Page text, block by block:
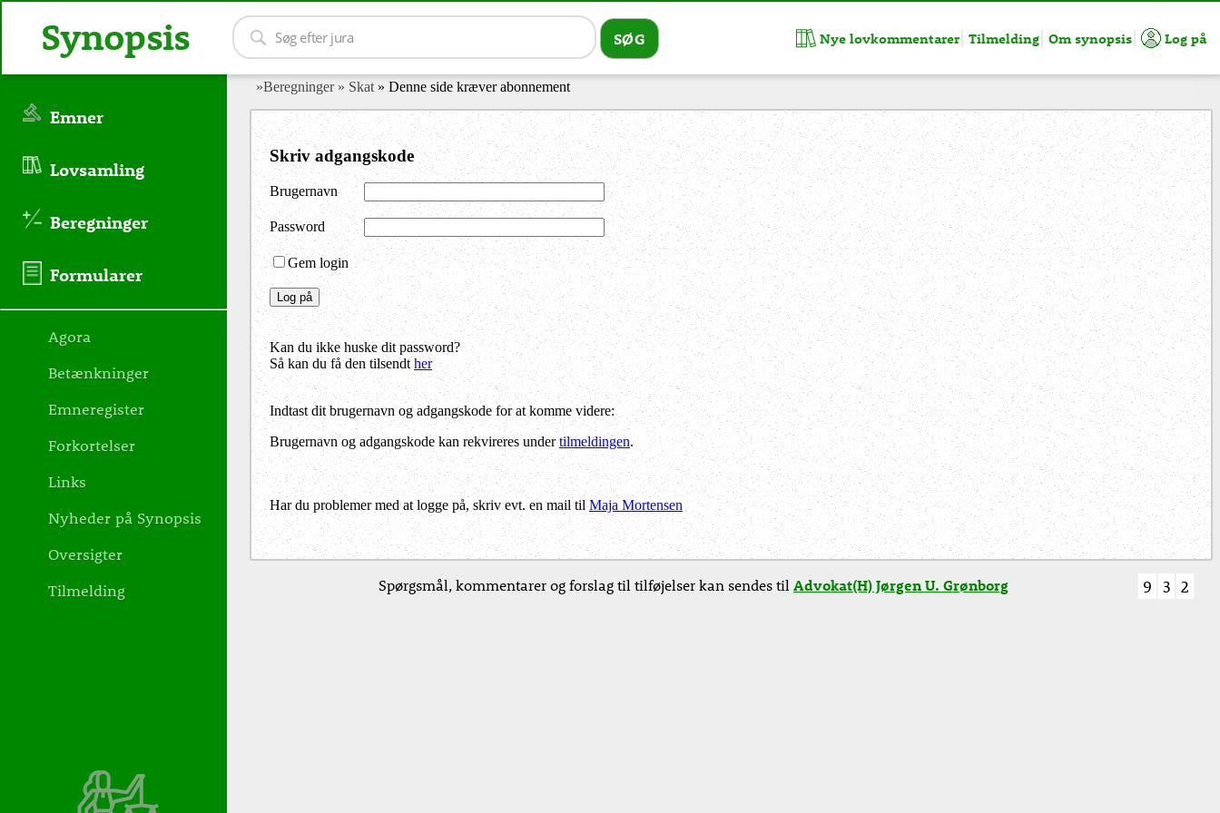
»Beregninger » Skat » Denne side kræver abonnement
Skriv adgangskode
Brugernavn
Password
Gem login
Kan du ikke huske dit password?
Så kan du få den tilsendther
Indtast dit brugernavn og adgangskode for at komme videre:
Brugernavn og adgangskode kan rekvireres undertilmeldingen.
Har du problemer med at logge på, skriv evt. en mail tilMaja Mortensen
Emner
Lovsamling
Beregninger
Formularer
Agora
Betænkninger
Emneregister
Forkortelser
Links
Nyheder på Synopsis
Oversigter
Tilmelding
Synopsis Nye lovkommentarer Tilmelding Om synopsis Log på
Spørgsmål, kommentarer og forslag til tilføjelser kan sendes tilAdvokat(H) Jørgen U. Grønborg 9 3 2